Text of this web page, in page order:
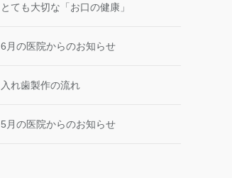
とても大切な「お口の健康」
6月の医院からのお知らせ
入れ⻭製作の流れ
5月の医院からのお知らせ